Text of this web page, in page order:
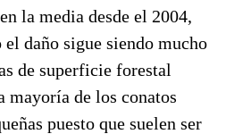
la media desde el 2004,
daño sigue siendo mucho
de superficie forestal
mayoría de los conatos
puesto que suelen ser